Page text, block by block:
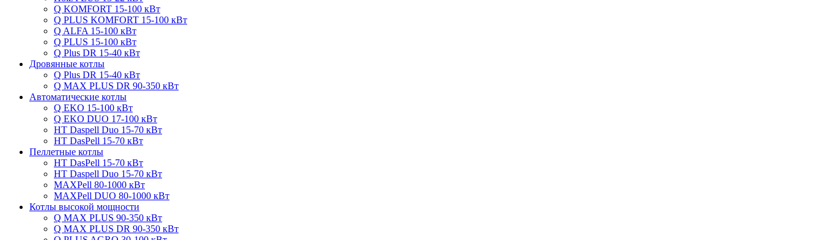
Q KOMFORT 15-100 кВт
Q PLUS KOMFORT 15-100 кВт
Q ALFA 15-100 кВт
Q PLUS 15-100 кВт
Q Plus DR 15-40 кВт
Дровянные котлы
Q Plus DR 15-40 кВт
Q MAX PLUS DR 90-350 кВт
Автоматические котлы
Q EKO 15-100 кВт
Q EKO DUO 17-100 кВт
HT Daspell Duo 15-70 кВт
HT DasPell 15-70 кВт
Пеллетные котлы
HT DasPell 15-70 кВт
HT Daspell Duo 15-70 кВт
MAXPell 80-1000 кВт
MAXPell DUO 80-1000 кВт
Котлы высокой мощности
Q MAX PLUS 90-350 кВт
Q MAX PLUS DR 90-350 кВт